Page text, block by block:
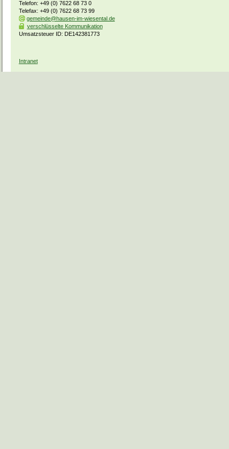
Telefon: +49 (0) 7622 68 73 0
Telefax: +49 (0) 7622 68 73 99
gemeinde@hausen-im-wiesental.de
verschlüsselte Kommunikation
Umsatzsteuer ID: DE142381773
Intranet